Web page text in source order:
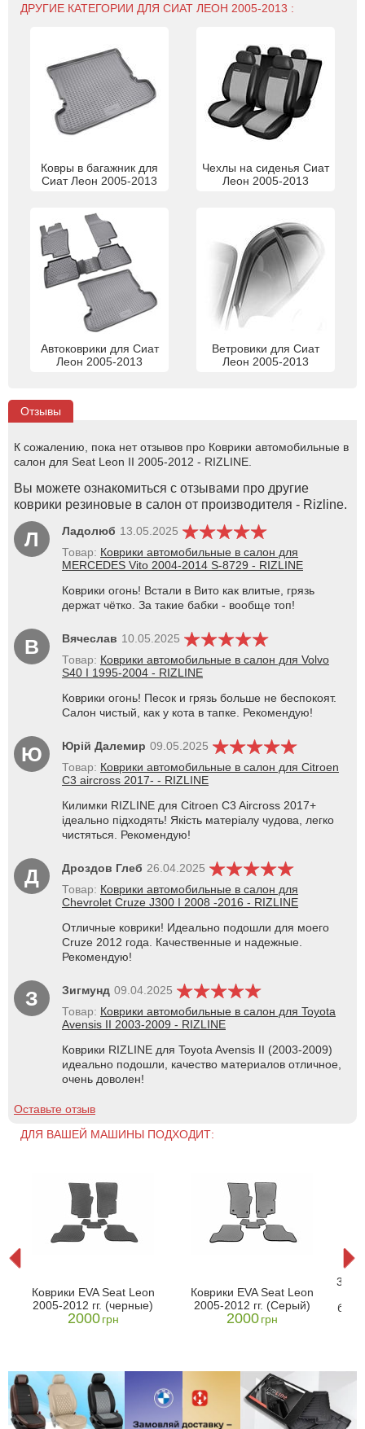
ДРУГИЕ КАТЕГОРИИ ДЛЯ СИАТ ЛЕОН 2005-2013 :
Ковры в багажник для
Сиат Леон 2005-2013
Чехлы на сиденья Сиат
Леон 2005-2013
Автоковрики для Сиат
Леон 2005-2013
Ветровики для Сиат
Леон 2005-2013
Отзывы
К сожалению, пока нет отзывов про Коврики автомобильные в
салон для Seat Leon II 2005-2012 - RIZLINE.
Вы можете ознакомиться с отзывами про другие
коврики резиновые в салон от производителя - Rizline.
Л Ладолюб 13.05.2025
Товар: Коврики автомобильные в салон для
MERCEDES Vito 2004-2014 S-8729 - RIZLINE
Коврики огонь! Встали в Вито как влитые, грязь
держат чётко. За такие бабки - вообще топ!
В Вячеслав 10.05.2025
Товар: Коврики автомобильные в салон для Volvo
S40 I 1995-2004 - RIZLINE
Коврики огонь! Песок и грязь больше не беспокоят.
Салон чистый, как у кота в тапке. Рекомендую!
Ю Юрій Далемир 09.05.2025
Товар: Коврики автомобильные в салон для Citroen
C3 aircross 2017- - RIZLINE
Килимки RIZLINE для Citroen C3 Aircross 2017+
ідеально підходять! Якість матеріалу чудова, легко
чистяться. Рекомендую!
Д Дроздов Глеб 26.04.2025
Товар: Коврики автомобильные в салон для
Chevrolet Cruze J300 I 2008 -2016 - RIZLINE
Отличные коврики! Идеально подошли для моего
Cruze 2012 года. Качественные и надежные.
Рекомендую!
З Зигмунд 09.04.2025
Товар: Коврики автомобильные в салон для Toyota
Avensis II 2003-2009 - RIZLINE
Коврики RIZLINE для Toyota Avensis II (2003-2009)
идеально подошли, качество материалов отличное,
очень доволен!
Оставьте отзыв
ДЛЯ ВАШЕЙ МАШИНЫ ПОДХОДИТ:
Коврики EVA Seat Leon
2005-2012 гг. (черные)
2000 грн
Коврики EVA Seat Leon
2005-2012 гг. (Серый)
2000 грн
3D